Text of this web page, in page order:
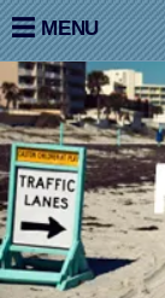
大阪高槻,国産ジーン
ボ,WORKERS,ワー
MENU